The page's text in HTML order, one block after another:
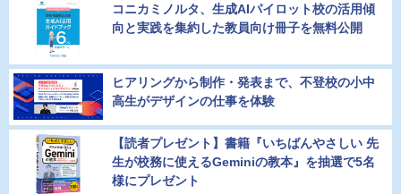
コニカミノルタ、生成AIパイロット校の活用傾
向と実践を集約した教員向け冊子を無料公開
ヒアリングから制作・発表まで、不登校の小中
高生がデザインの仕事を体験
【読者プレゼント】書籍『いちばんやさしい 先
生が校務に使えるGeminiの教本』を抽選で5名
様にプレゼント